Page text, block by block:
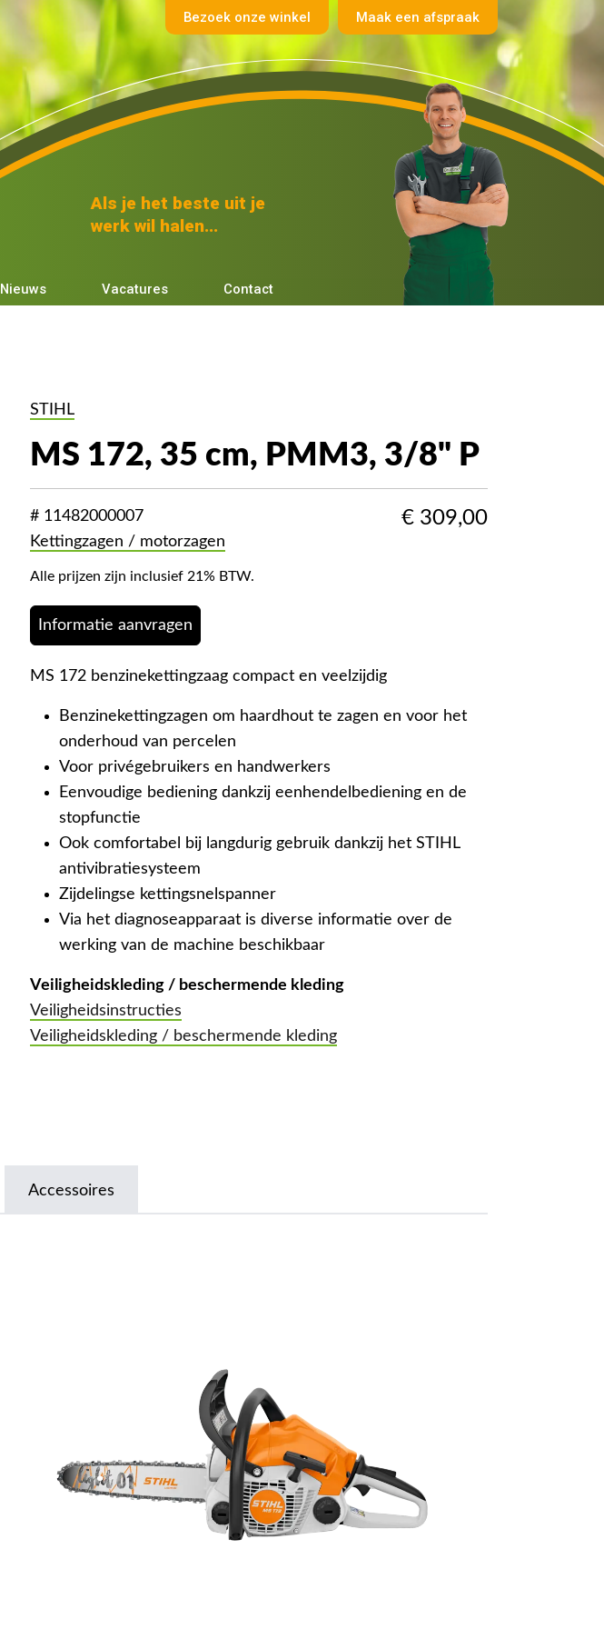
Bezoek onze winkel Maak een afspraak
Als je het beste uit je
werk wil halen...
Nieuws Vacatures Contact
STIHL
MS 172, 35 cm, PMM3, 3/8" P
# 11482000007
Kettingzagen / motorzagen
€ 309,00
Alle prijzen zijn inclusief 21% BTW.
Informatie aanvragen
MS 172 benzinekettingzaag compact en veelzijdig
Benzinekettingzagen om haardhout te zagen en voor het
onderhoud van percelen
Voor privégebruikers en handwerkers
Eenvoudige bediening dankzij eenhendelbediening en de
stopfunctie
Ook comfortabel bij langdurig gebruik dankzij het STIHL
antivibratiesysteem
Zijdelingse kettingsnelspanner
Via het diagnoseapparaat is diverse informatie over de
werking van de machine beschikbaar
Veiligheidskleding / beschermende kleding
Veiligheidsinstructies
Veiligheidskleding / beschermende kleding
Accessoires